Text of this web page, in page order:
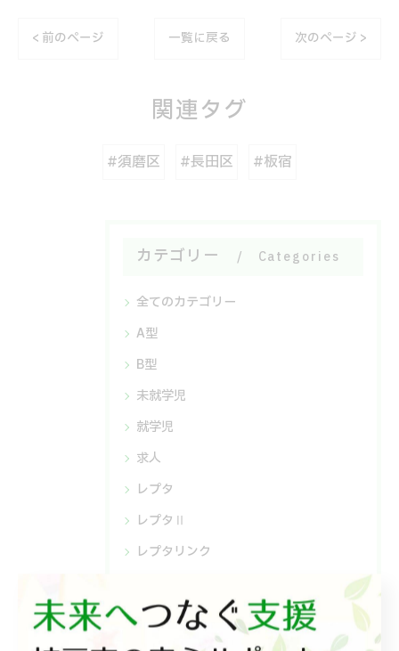
< 前のページ 一覧に戻る 次のページ >
関連タグ
#須磨区 #長田区 #板宿
カテゴリー Categories
全てのカテゴリー
A型
B型
未就学児
就学児
求人
レプタ
レプタⅡ
レプタリンク
相談支援